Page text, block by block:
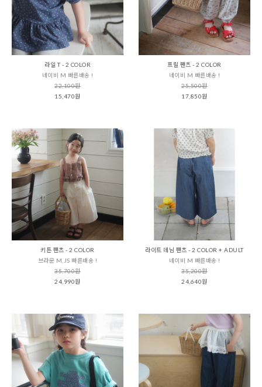
라일 T - 2 COLOR
네이비 M 빠른배송 !
22,100원
15,470원
프릴 팬츠 - 2 COLOR
네이비 M 빠른배송 !
25,500원
17,850원
키튼 팬츠 - 2 COLOR
브라운 M,JS 빠른배송 !
35,700원
24,990원
라이트 데님 팬츠 - 2 COLOR + ADULT
네이비 M 빠른배송 !
35,200원
24,640원